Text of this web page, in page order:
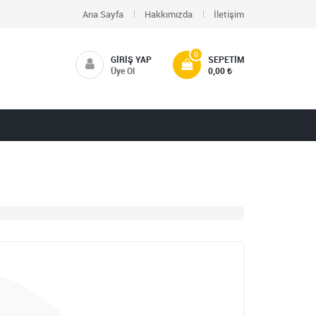
Ana Sayfa Hakkımızda İletişim
SEPETIM
0
0,00
GIRIŞ YAP
Üye Ol